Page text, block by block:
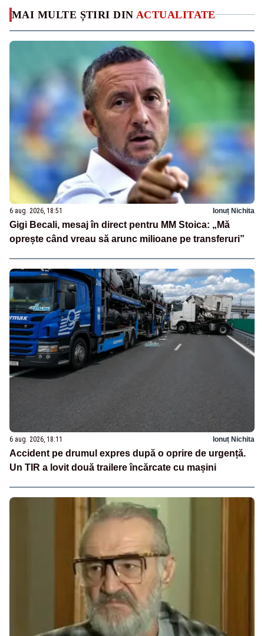
MAI MULTE ȘTIRI DIN ACTUALITATE
6 aug. 2026, 18:51 Ionuț Nichita
Gigi Becali, mesaj în direct pentru MM Stoica: „Mă
oprește când vreau să arunc milioane pe transferuri”
6 aug. 2026, 18:11 Ionuț Nichita
Accident pe drumul expres după o oprire de urgență.
Un TIR a lovit două trailere încărcate cu mașini